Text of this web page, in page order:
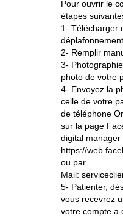
Pour ouvrir le
étapes
1- Télécharger
2- Remplir
3-
photo de votre
4- Envoyez la
celle de votre
de téléphone
sur la page
digital manager
https://
ou par
Mail:
5- Patienter,
vous recevrez
votre compte a